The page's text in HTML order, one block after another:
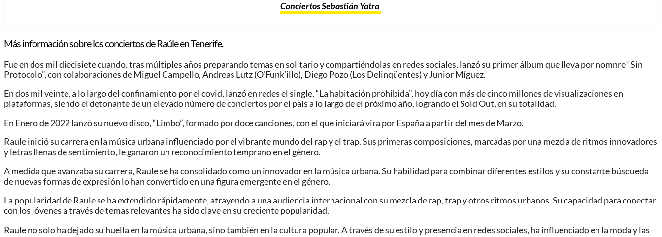
Conciertos Sebastián Yatra
Más información sobre los conciertos de Raúle en Tenerife.
Fue en dos mil diecisiete cuando, tras múltiples años preparando temas en solitario y compartiéndolas en redes sociales, lanzó su primer álbum que lleva por nomnre “Sin
Protocolo”, con colaboraciones de Miguel Campello, Andreas Lutz (O’Funk’illo), Diego Pozo (Los Delinqüentes) y Junior Míguez.
En dos mil veinte, a lo largo del confinamiento por el covid, lanzó en redes el single, “La habitación prohibida”, hoy día con más de cinco millones de visualizaciones en
plataformas, siendo el detonante de un elevado número de conciertos por el país a lo largo de el próximo año, logrando el Sold Out, en su totalidad.
En Enero de 2022 lanzó su nuevo disco, “Limbo”, formado por doce canciones, con el que iniciará vira por España a partir del mes de Marzo.
Raule inició su carrera en la música urbana influenciado por el vibrante mundo del rap y el trap. Sus primeras composiciones, marcadas por una mezcla de ritmos innovadores
y letras llenas de sentimiento, le ganaron un reconocimiento temprano en el género.
A medida que avanzaba su carrera, Raule se ha consolidado como un innovador en la música urbana. Su habilidad para combinar diferentes estilos y su constante búsqueda
de nuevas formas de expresión lo han convertido en una figura emergente en el género.
La popularidad de Raule se ha extendido rápidamente, atrayendo a una audiencia internacional con su mezcla de rap, trap y otros ritmos urbanos. Su capacidad para conectar
con los jóvenes a través de temas relevantes ha sido clave en su creciente popularidad.
Raule no solo ha dejado su huella en la música urbana, sino también en la cultura popular. A través de su estilo y presencia en redes sociales, ha influenciado en la moda y las